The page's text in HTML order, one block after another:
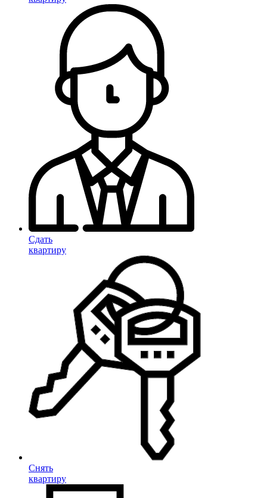
Сдать
квартиру
Снять
квартиру